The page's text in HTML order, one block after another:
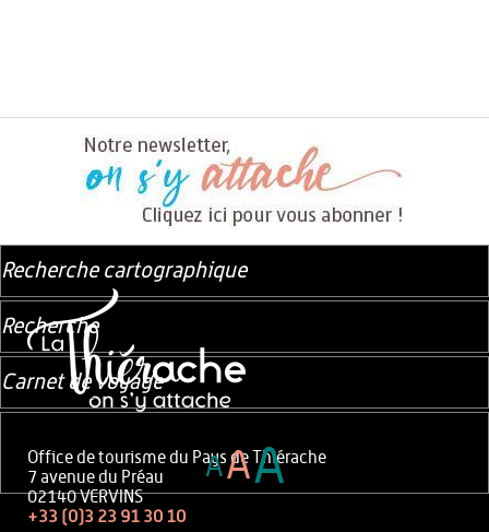
Office de tourisme du Pays de Thiérache
7 avenue du Préau
02140 VERVINS
+33 (0)3 23 91 30 10
Recherche cartographique
Recherche
Carnet de voyage
AAA